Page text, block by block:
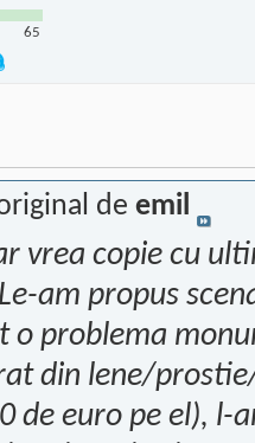
65
de emil
vrea copie cu
am propus
o problema
din lene/
de euro pe el),